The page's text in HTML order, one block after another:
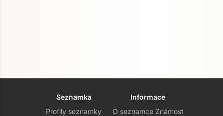
Seznamka
Profily seznamky
Informace
O seznamce Známost